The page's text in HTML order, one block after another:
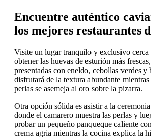
Encuentre auténtico
los mejores restaurantes
Visite un lugar tranquilo y exclusivo cerca
obtener las huevas de esturión más
presentadas con eneldo, cebollas verdes y
disfrutará de la textura abundante
perlas se asemeja al oro sobre la pizarra.
Otra opción sólida es asistir a la
donde el camarero muestra las perlas y
probar un pequeño panqueque caliente
crema agria mientras la cocina explica la